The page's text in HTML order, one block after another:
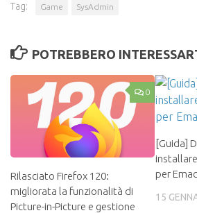
Tag: Game SysAdmin
POTREBBERO
0
Rilasciato Firefox 120:
migliorata la funzionalità di
Picture-in-Picture e gestione
[Guida]
per
15